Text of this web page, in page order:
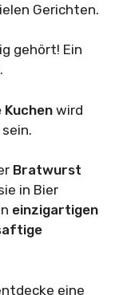
Gerichten.
gehört! Ein
wird
sein.
Bratwurst
in Bier
einzigartigen
eine